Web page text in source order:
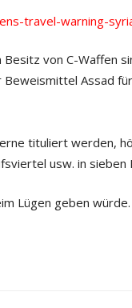
travel-warning-
von C-Waffen
Assad
tituliert werden,
usw. in sieben
Lügen geben